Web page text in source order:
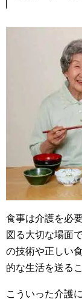
食事は介護を必
図る大切な場面
の技術や正しい
的な生活を送る
こういった介護